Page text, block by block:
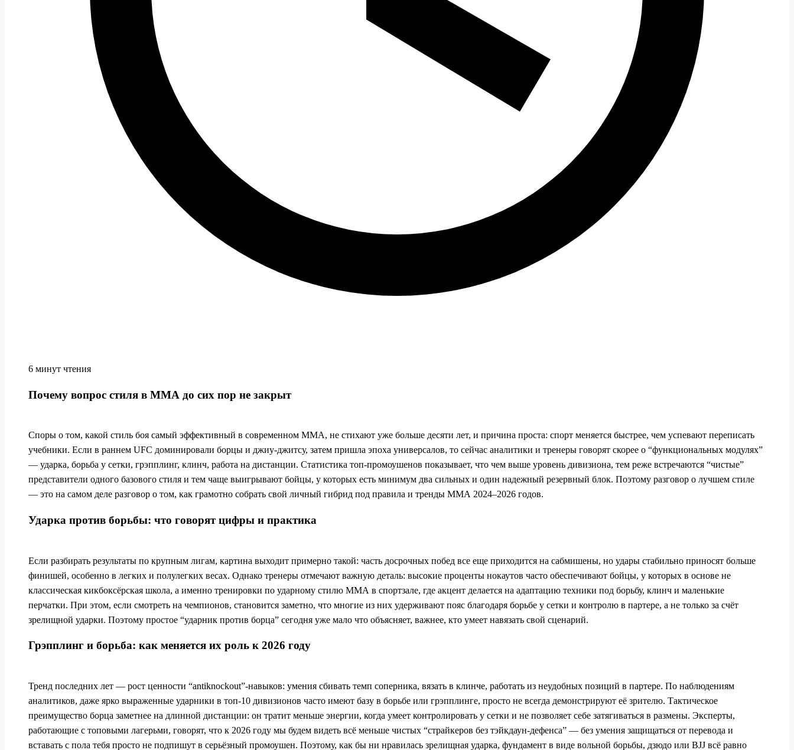
6 минут чтения
Почему вопрос стиля в ММА до сих пор не закрыт
Споры о том, какой стиль боя самый эффективный в современном ММА, не стихают уже больше десяти лет, и причина проста: спорт меняется быстрее, чем успевают переписать
учебники. Если в раннем UFC доминировали борцы и джиу-джитсу, затем пришла эпоха универсалов, то сейчас аналитики и тренеры говорят скорее о “функциональных модулях”
— ударка, борьба у сетки, грэпплинг, клинч, работа на дистанции. Статистика топ‑промоушенов показывает, что чем выше уровень дивизиона, тем реже встречаются “чистые”
представители одного базового стиля и тем чаще выигрывают бойцы, у которых есть минимум два сильных и один надежный резервный блок. Поэтому разговор о лучшем стиле
— это на самом деле разговор о том, как грамотно собрать свой личный гибрид под правила и тренды ММА 2024–2026 годов.
Ударка против борьбы: что говорят цифры и практика
Если разбирать результаты по крупным лигам, картина выходит примерно такой: часть досрочных побед все еще приходится на сабмишены, но удары стабильно приносят больше
финишей, особенно в легких и полулегких весах. Однако тренеры отмечают важную деталь: высокие проценты нокаутов часто обеспечивают бойцы, у которых в основе не
классическая кикбоксёрская школа, а именно тренировки по ударному стилю ММА в спортзале, где акцент делается на адаптацию техники под борьбу, клинч и маленькие
перчатки. При этом, если смотреть на чемпионов, становится заметно, что многие из них удерживают пояс благодаря борьбе у сетки и контролю в партере, а не только за счёт
зрелищной ударки. Поэтому простое “ударник против борца” сегодня уже мало что объясняет, важнее, кто умеет навязать свой сценарий.
Грэпплинг и борьба: как меняется их роль к 2026 году
Тренд последних лет — рост ценности “antiknockout”-навыков: умения сбивать темп соперника, вязать в клинче, работать из неудобных позиций в партере. По наблюдениям
аналитиков, даже ярко выраженные ударники в топ‑10 дивизионов часто имеют базу в борьбе или грэпплинге, просто не всегда демонстрируют её зрителю. Тактическое
преимущество борца заметнее на длинной дистанции: он тратит меньше энергии, когда умеет контролировать у сетки и не позволяет себе затягиваться в размены. Эксперты,
работающие с топовыми лагерьми, говорят, что к 2026 году мы будем видеть всё меньше чистых “страйкеров без тэйкдаун‑дефенса” — без умения защищаться от перевода и
вставать с пола тебя просто не подпишут в серьёзный промоушен. Поэтому, как бы ни нравилась зрелищная ударка, фундамент в виде вольной борьбы, дзюдо или BJJ всё равно